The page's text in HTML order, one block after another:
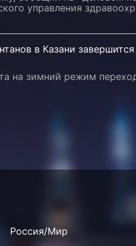
управления
в Казани
на зимний режим
Россия/Мир